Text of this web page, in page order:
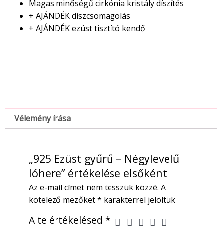
Magas minőségű cirkónia kristály díszítés
+ AJÁNDÉK díszcsomagolás
+ AJÁNDÉK ezüst tisztító kendő
Vélemény írása
„925 Ezüst gyűrű – Négylevelű
lóhere” értékelése elsőként
Az e-mail címet nem tesszük közzé. A
kötelező mezőket* karakterrel jelöltük
A te értékelésed *